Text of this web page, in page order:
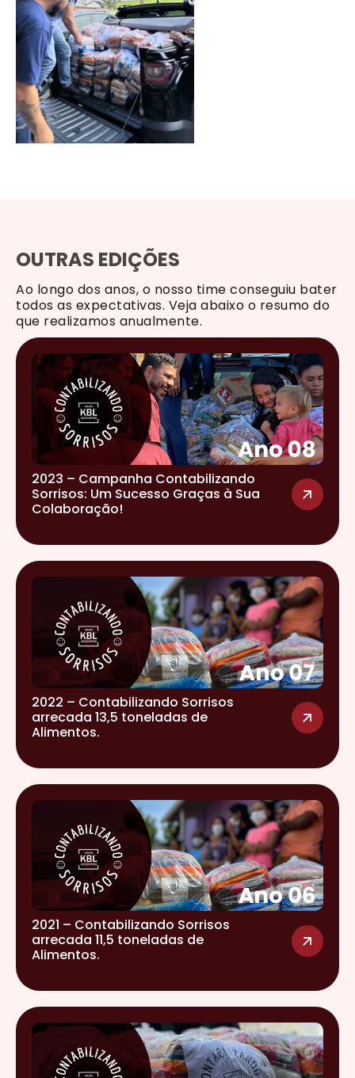
OUTRAS EDIÇÕES
Ao longo dos anos, o nosso time conseguiu bater
todos as expectativas. Veja abaixo o resumo do
que realizamos anualmente.
2023 – Campanha Contabilizando
Sorrisos: Um Sucesso Graças à Sua
Colaboração!
2022 – Contabilizando Sorrisos
arrecada 13,5 toneladas de
Alimentos.
2021 – Contabilizando Sorrisos
arrecada 11,5 toneladas de
Alimentos.